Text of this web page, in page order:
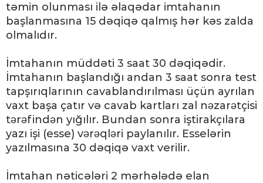
təmin olunması ilə əlaqədar imtahanın
başlanmasına 15 dəqiqə qalmış hər kəs zalda
olmalıdır.
İmtahanın müddəti 3 saat 30 dəqiqədir.
İmtahanın başlandığı andan 3 saat sonra test
tapşırıqlarının cavablandırılması üçün ayrılan
vaxt başa çatır və cavab kartları zal nәzarәtçisi
tәrәfindәn yığılır. Bundan sonra iştirakçılara
yazı işi (esse) vәrәqlәri paylanılır. Esselərin
yazılmasına 30 dəqiqə vaxt verilir.
İmtahan nəticələri 2 mərhələdə elan